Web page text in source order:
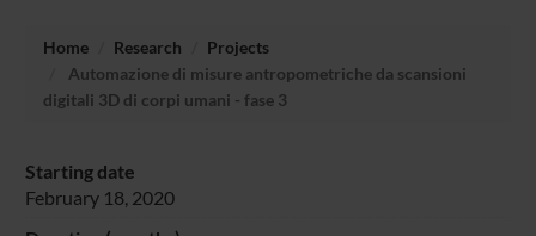
Home Research
Projects
Automazione di misure antropometriche da scansioni
digitali 3D di corpi umani - fase 3
Starting date
February 18, 2020